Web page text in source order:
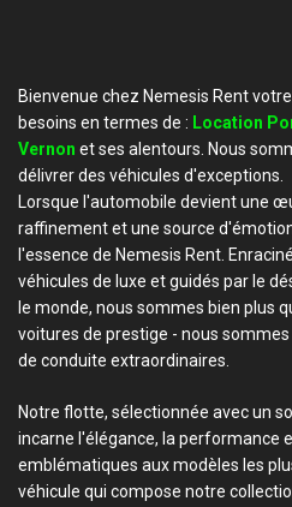
Bienvenue chez Nemesis Rent
besoins en termes de : Location
Vernon et ses alentours. Nous
délivrer des véhicules d'exceptions.
Lorsque l'automobile devient une
raffinement et une source
l'essence de Nemesis Rent.
véhicules de luxe et guidés par le
le monde, nous sommes bien plus
voitures de prestige - nous
de conduite extraordinaires.
Notre flotte, sélectionnée avec un
incarne l'élégance, la performance
emblématiques aux modèles les
véhicule qui compose notre